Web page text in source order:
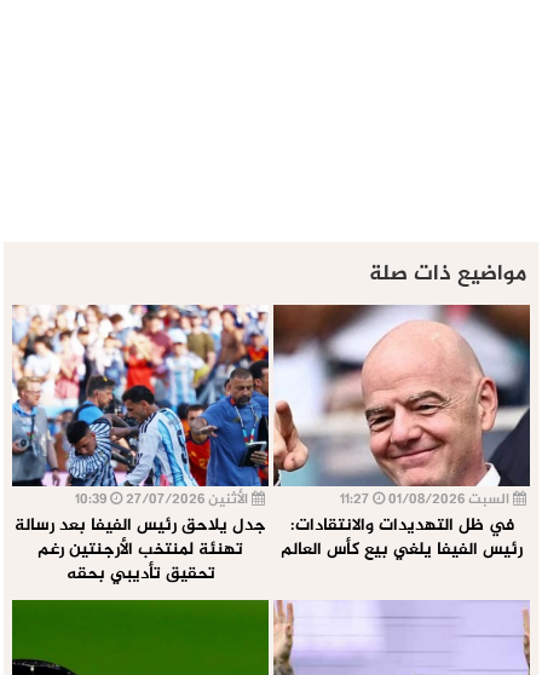
مواضيع ذات صلة
السبت 01/08/2026
في ظل التهديدات والانتقادات:
رئيس الفيفا يلغي بيع كأس العالم
الأثنين 27/07/2026
جدل يلاحق رئيس الفيفا بعد رسالة
تهنئة لمنتخب الأرجنتين رغم
تحقيق تأديبي بحقه